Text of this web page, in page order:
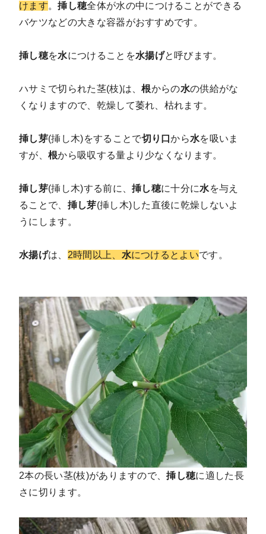
けます。挿し穂全体が水の中につけることができる
バケツなどの大きな容器がおすすめです。
挿し穂を水につけることを水揚げと呼びます。
ハサミで切られた茎(枝)は、根からの水の供給がな
くなりますので、乾燥して萎れ、枯れます。
挿し芽(挿し木)をすることで切り口から水を吸いま
すが、 根から吸収する量より少なくなります。
挿し芽(挿し木)する前に、挿し穂に十分に水を与え
ることで、 挿し芽(挿し木)した直後に乾燥しないよ
うにします。
水揚げは、 2時間以上、 水につけるとよいです。
2本の長い茎(枝)がありますので、挿し穂に適した長
さに切ります。